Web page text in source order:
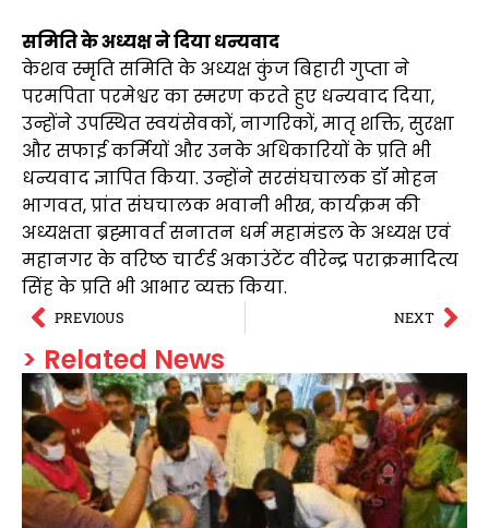
समिति के अध्यक्ष ने दिया धन्यवाद
केशव स्मृति समिति के अध्यक्ष कुंज बिहारी गुप्ता ने
परमपिता परमेश्वर का स्मरण करते हुए धन्यवाद दिया,
उन्होंने उपस्थित स्वयंसेवकों, नागरिकों, मातृ शक्ति, सुरक्षा
और सफाई कर्मियों और उनके अधिकारियों के प्रति भी
धन्यवाद ज्ञापित किया. उन्होंने सरसंघचालक डॉ मोहन
भागवत, प्रांत संघचालक भवानी भीख, कार्यक्रम की
अध्यक्षता ब्रह्मावर्त सनातन धर्म महामंडल के अध्यक्ष एवं
महानगर के वरिष्ठ चार्टर्ड अकाउंटेंट वीरेन्द्र पराक्रमादित्य
सिंह के प्रति भी आभार व्यक्त किया.
PREVIOUS NEXT
> Related News